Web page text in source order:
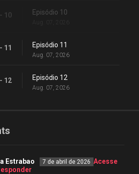
10 Episódio 10
11 Episódio 11
Aug. 07, 2026
12 Episódio 12
Aug. 07, 2026
Estrabao 7 de abril de 2026 Acesse